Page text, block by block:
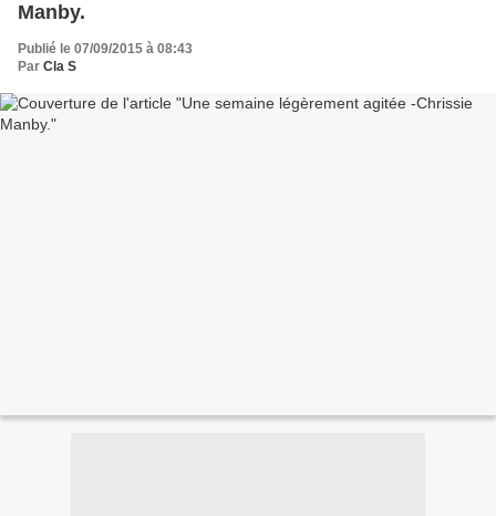
Manby.
Publié le 07/09/2015 à 08:43
Par Cla S